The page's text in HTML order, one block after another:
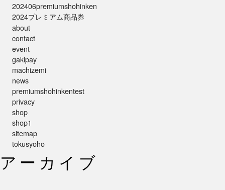
202406premiumshohinken
2024プレミアム商品券
about
contact
event
gakipay
machizemi
news
premiumshohinkentest
privacy
shop
shop1
sitemap
tokusyoho
アーカイブ